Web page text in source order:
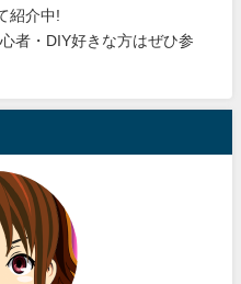
紹介中!
者・DIY好きな方はぜひ参